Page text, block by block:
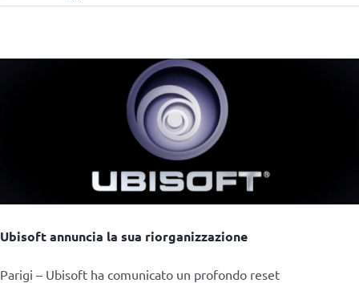
Ubisoft annuncia la sua riorganizzazione
Parigi – Ubisoft ha comunicato un profondo reset